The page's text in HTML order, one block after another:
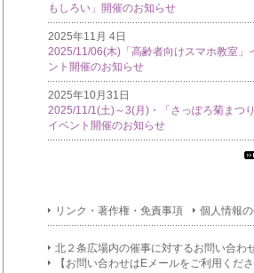
もしろい」開催のお知らせ
2025年11月 4日
2025/11/06(木)「高齢者向けスマホ教室」
ント開催のお知らせ
2025年10月31日
2025/11/1(土)～3(月)・「さっぽろ菊まつり
イベント開催のお知らせ
リンク・著作権・免責事項 個人情報
北２条広場内の催事に対するお問い合わ
【お問い合わせはEメールをご利用くだ